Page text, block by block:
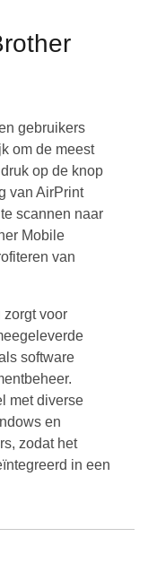
gebruikers
om de meest
op de knop
van AirPrint
scannen naar
Mobile
van
zorgt voor
software
met diverse
en
zodat het
in een